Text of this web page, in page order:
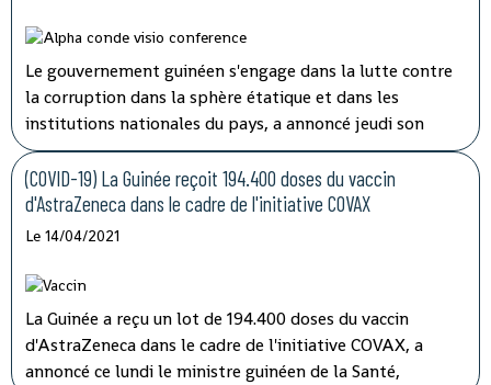
Le gouvernement guinéen s'engage dans la lutte contre
la corruption dans la sphère étatique et dans les
institutions nationales du pays, a annoncé jeudi son
porte-parole, Aboubacar Sylla.Lors de la session
ordinaire du conseil des ministres tenu par
visioconférence, le président Alpha Condé a insisté sur
''la cohérence et la complémentarité qui doivent
les opérations de lutte contre la corruption.
(COVID-19) La Guinée reçoit 194.400 doses du vaccin
d'AstraZeneca dans le cadre de l'initiative COVAX
Le 14/04/2021
La Guinée a reçu un lot de 194.400 doses du vaccin
d'AstraZeneca dans le cadre de l'initiative COVAX, a
annoncé ce lundi le ministre guinéen de la Santé,